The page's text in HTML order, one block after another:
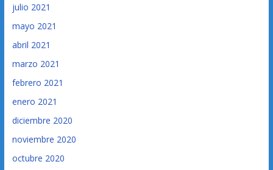
julio 2021
mayo 2021
abril 2021
marzo 2021
febrero 2021
enero 2021
diciembre 2020
noviembre 2020
octubre 2020